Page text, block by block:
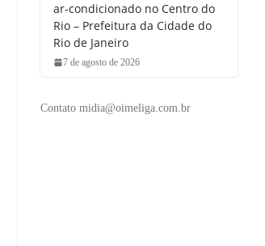
ar-condicionado no Centro do
Rio – Prefeitura da Cidade do
Rio de Janeiro
7 de agosto de 2026
Contato midia@oimeliga.com.br